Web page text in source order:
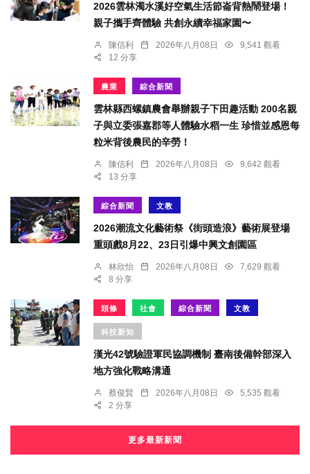
2026雲林濁水溪好空氣生活節崙背熱鬧登場！
親子攜手齊體驗 共創永續幸福家園〜
陳信利 2026年八月08日
9,541 觀看
12 分享
農業 綜合新聞
雲林縣西螺鎮農會舉辦親子下田趣活動 200名親
子與立委張嘉郡等人體驗水稻一生 珍惜並感恩每
粒米背後農民的辛勞！
陳信利 2026年八月08日
9,642 觀看
13 分享
綜合新聞 文教
2026潮流文化藝術祭《街頭造浪》藝術展登場
重頭戲8月22、23日引爆中興文創園區
林欣怡 2026年八月08日
7,629 觀看
8 分享
頭條 社會 綜合新聞 文教
科技新知
漢光42號驗證軍民協調機制 臺南後備幹部深入
地方強化戰略溝通
蔡俊賢 2026年八月08日
5,535 觀看
2 分享
更多最新新聞